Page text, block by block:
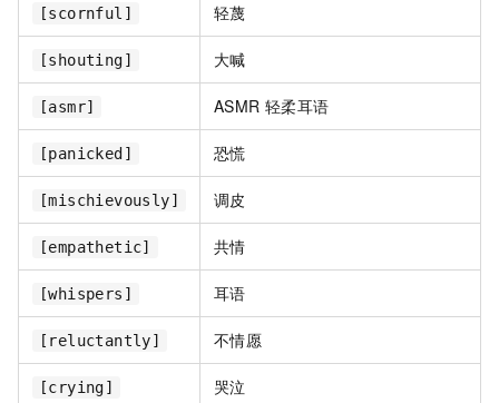
[scornful] 轻蔑
[shouting] 大喊
[asmr] ASMR 轻柔耳语
[panicked] 恐慌
[mischievously] 调皮
[empathetic] 共情
[whispers] 耳语
[reluctantly] 不情愿
[crying] 哭泣